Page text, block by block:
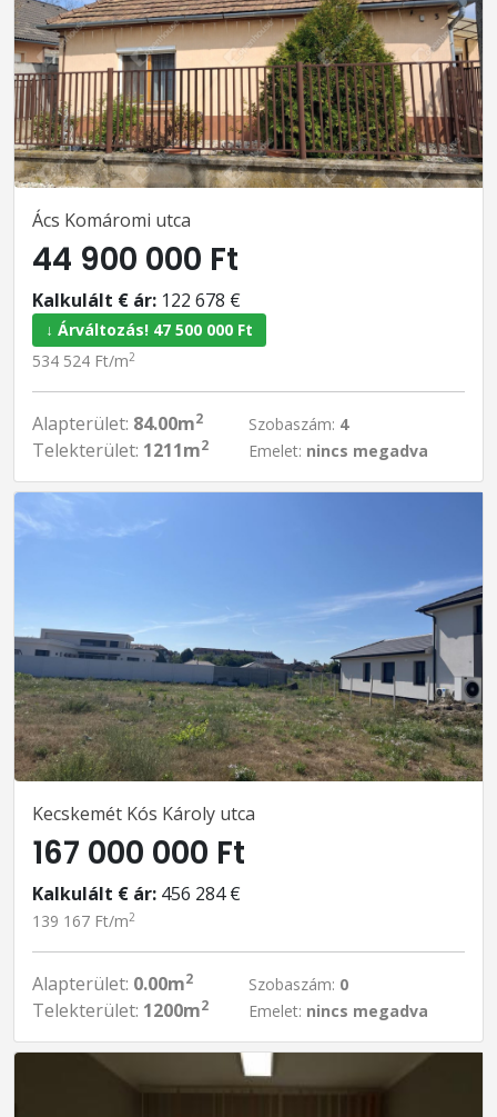
Ács Komáromi utca
44 900 000 Ft
Kalkulált € ár: 122 678 €
↓ Árváltozás! 47 500 000 Ft
534 524 Ft/m2
Alapterület: 84.00m2
Telekterület: 1211m2
Szobaszám: 4
Emelet: nincs megadva
Kecskemét Kós Károly utca
167 000 000 Ft
Kalkulált € ár: 456 284 €
139 167 Ft/m2
Alapterület: 0.00m2
Telekterület: 1200m2
Szobaszám: 0
Emelet: nincs megadva